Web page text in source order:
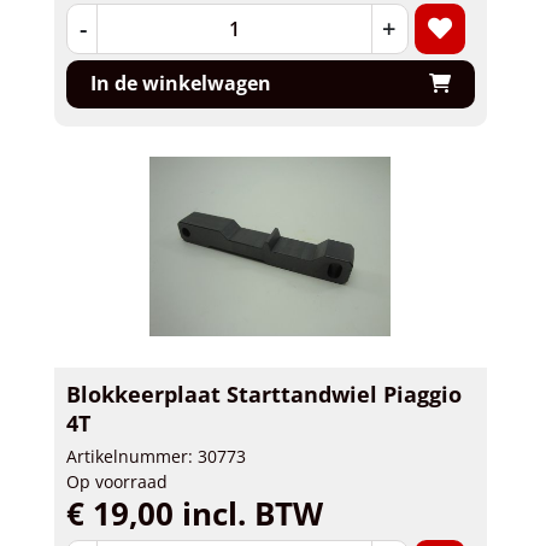
- +
In de winkelwagen
Blokkeerplaat Starttandwiel Piaggio
4T
Artikelnummer: 30773
Op voorraad
€ 19,00 incl. BTW